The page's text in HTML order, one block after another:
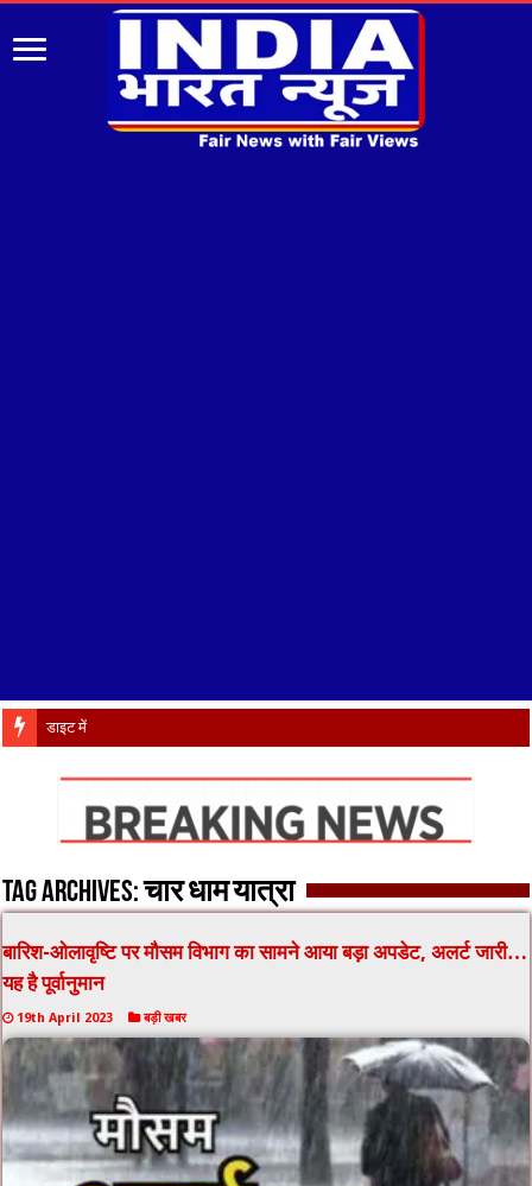
डाइट में IRISE कार्यशाल
Tag Archives:चार धाम यात्रा
बारिश-ओलावृष्टि पर मौसम विभाग का सामने आया बड़ा अपडेट, अलर्ट जारी…
यह है पूर्वानुमान
19th April 2023 बड़ी खबर